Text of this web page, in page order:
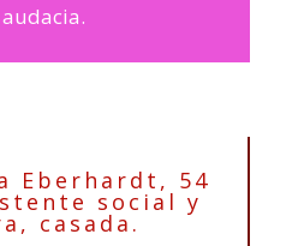
Eberhardt, 54
social y
casada.